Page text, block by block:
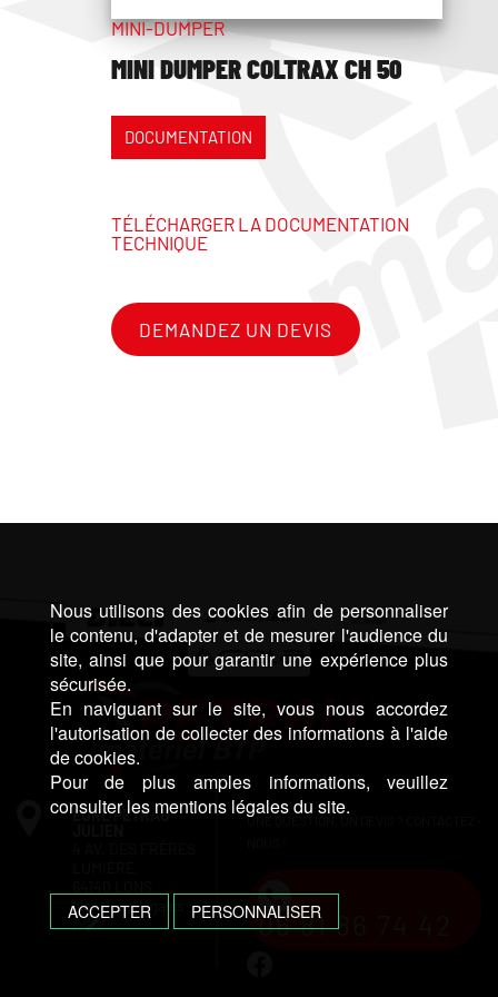
MINI-DUMPER
MINI DUMPER COLTRAX CH 50
DOCUMENTATION
TÉLÉCHARGER LA DOCUMENTATION
TECHNIQUE
DEMANDEZ UN DEVIS
EURL PETRAU
Mentions légales
UNE QUESTION, UN DEVIS ? CONTACTEZ-
06 81 86 74 42
Nous utilisons des cookies afin de personnaliser
le contenu, d'adapter et de mesurer l'audience du
site, ainsi que pour garantir une expérience plus
sécurisée.
En naviguant sur le site, vous nous accordez
l'autorisation de collecter des informations à l'aide
de cookies.
Pour de plus amples informations, veuillez
consulter les mentions légales du site.
ACCEPTER PERSONNALISER